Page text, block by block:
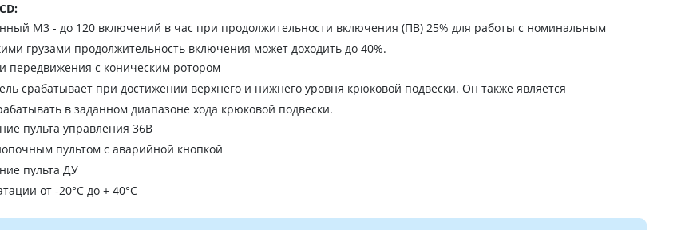
М3 - до 120 включений в час при продолжительности включения (ПВ) 25% для работы с номинальным
грузами продолжительность включения может доходить до 40%.
передвижения с коническим ротором
срабатывает при достижении верхнего и нижнего уровня крюковой подвески. Он также является
в заданном диапазоне хода крюковой подвески.
пульта управления 36В
6-и кнопочным пультом с аварийной кнопкой
пульта ДУ
от -20°C до + 40°C